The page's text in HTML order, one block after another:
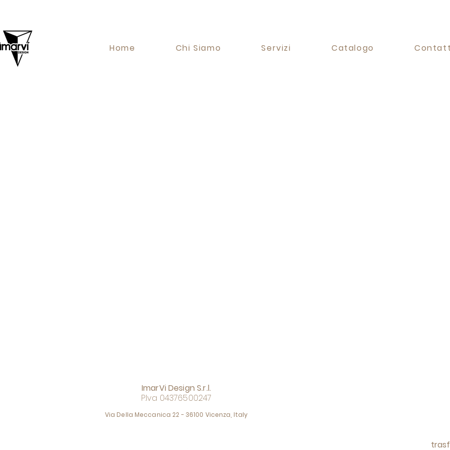
Home
Chi Siamo Servizi Catalogo
ImarVi Design S.r.l.
P.Iva 04376500247
Via Della Meccanica 22 - 36100 Vicenza, Italy